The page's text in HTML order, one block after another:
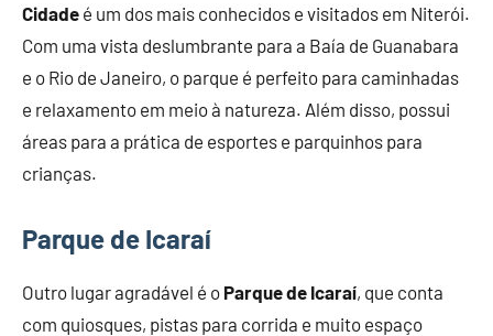
Cidade é um dos mais conhecidos e visitados em Niterói.
Com uma vista deslumbrante para a Baía de Guanabara
e o Rio de Janeiro, o parque é perfeito para caminhadas
e relaxamento em meio à natureza. Além disso, possui
áreas para a prática de esportes e parquinhos para
crianças.
Parque de Icaraí
Outro lugar agradável é o Parque de Icaraí, que conta
com quiosques, pistas para corrida e muito espaço